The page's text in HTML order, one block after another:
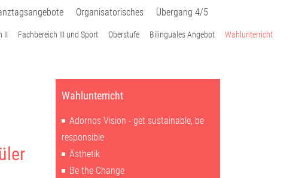
II Fachbereich III und Sport Oberstufe Bilinguales Angebot
Wahlunterricht
Organisatorisches Übergang 4/5
Wahlunterricht
Adornos Vision - get sustainable, be
responsible
Ästhetik
Be the Change